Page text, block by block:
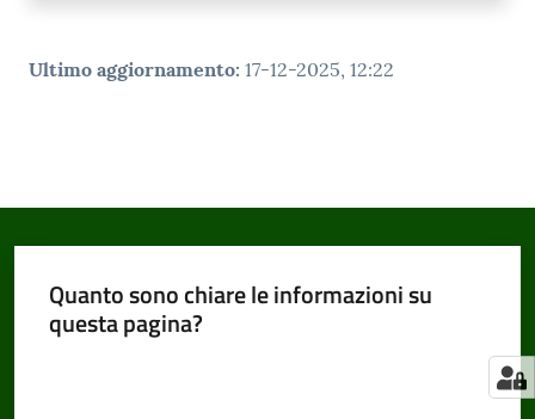
Ultimo aggiornamento: 17-12-2025, 12:22
Quanto sono chiare le informazioni su
questa pagina?